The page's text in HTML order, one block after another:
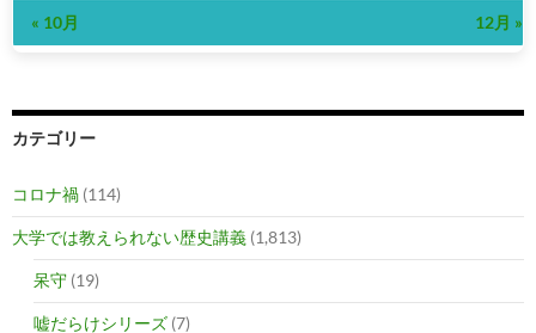
« 10月 12月 »
カテゴリー
コロナ禍 (114)
大学では教えられない歴史講義 (1,813)
呆守 (19)
嘘だらけシリーズ (7)